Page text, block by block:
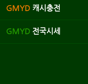
GMYD 캐시충전
GMYD 전국시세
버그신고리포트